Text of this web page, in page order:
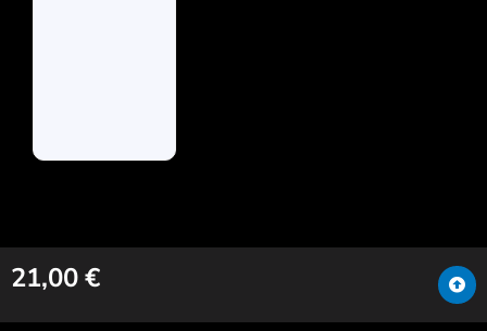
21,00€